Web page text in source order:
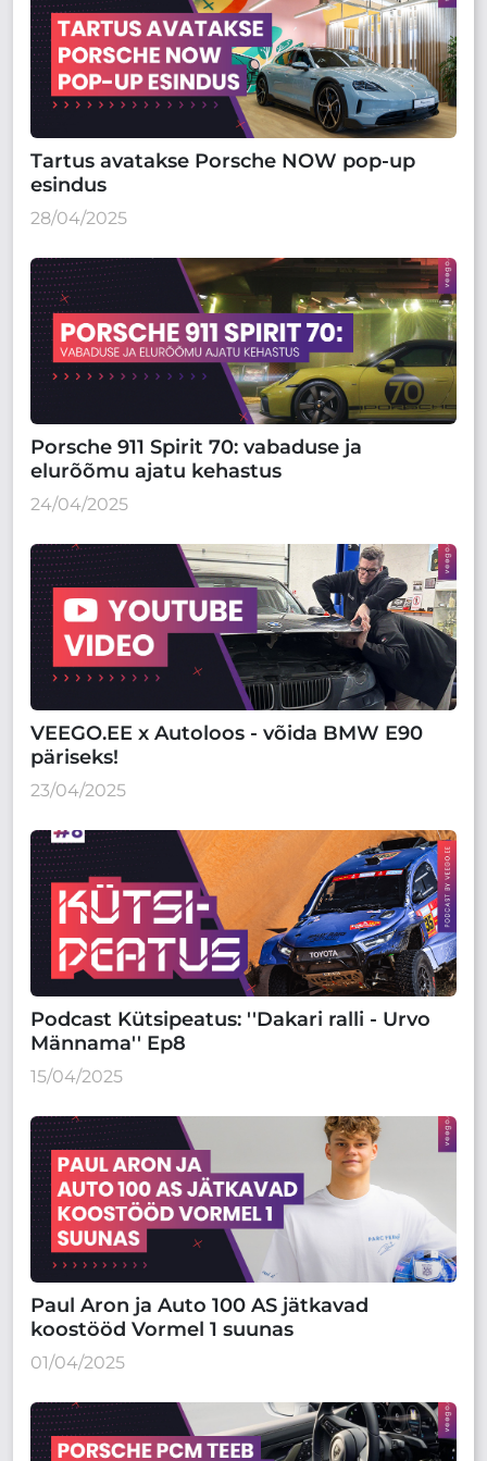
Tartus avatakse Porsche NOW pop-up
esindus
28/04/2025
Porsche 911 Spirit 70: vabaduse ja
elurõõmu ajatu kehastus
24/04/2025
VEEGO.EE x Autoloos - võida BMW E90
päriseks!
23/04/2025
Podcast Kütsipeatus: ''Dakari ralli - Urvo
Männama'' Ep8
15/04/2025
Paul Aron ja Auto 100 AS jätkavad
koostööd Vormel 1 suunas
01/04/2025